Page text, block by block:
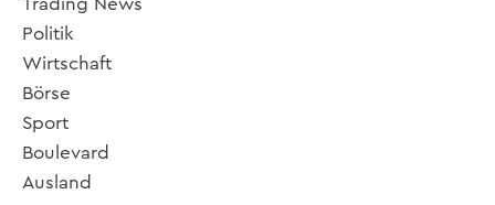
Politik
Wirtschaft
Börse
Sport
Boulevard
Ausland